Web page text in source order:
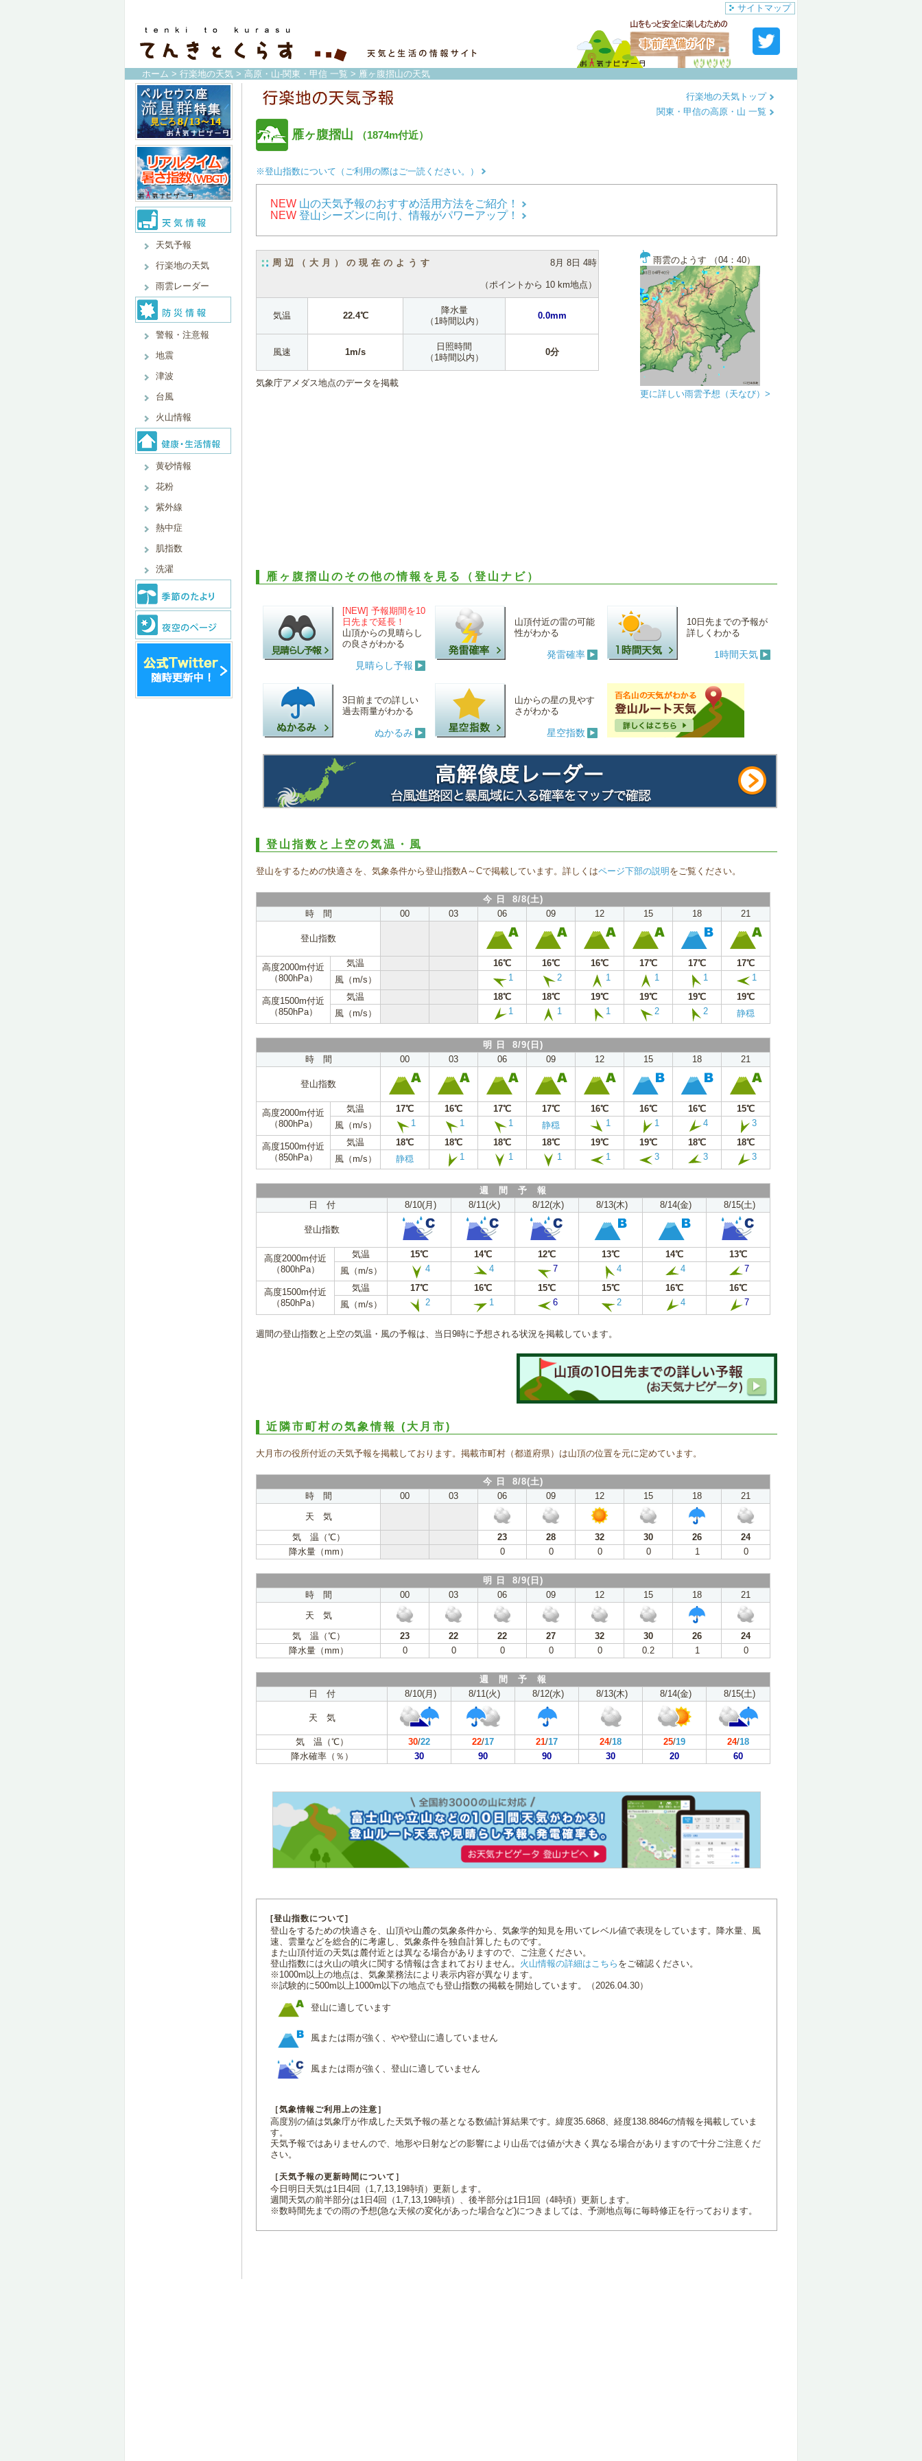
サイトマップ
ホーム > 行楽地の天気 > 高原・山-関東・甲信 一覧 > 雁ヶ腹摺山の天気
天気予報
行楽地の天気
雨雲レーダー
警報・注意報
地震
津波
台風
火山情報
黄砂情報
花粉
紫外線
熱中症
肌指数
洗濯
雁ヶ腹摺山 （1874m付近）
行楽地の天気トップ
関東・甲信の高原・山 一覧
※登山指数について（ご利用の際はご一読ください。）
NEW 山の天気予報のおすすめ活用方法をご紹介！
NEW 登山シーズンに向け、情報がパワーアップ！
周辺（大月）の現在のようす 8月 8日 4時
（ポイントから 10 km地点）
気温 22.4℃
降水量
（1時間以内）
0.0mm
風速 1m/s
日照時間
（1時間以内）
0分
気象庁アメダス地点のデータを掲載
雨雲のようす （04：40）
更に詳しい雨雲予想（天なび）>
雁ヶ腹摺山のその他の情報を見る（登山ナビ）
[NEW] 予報期間を10
日先まで延長！
山頂からの見晴らし
の良さがわかる
見晴らし予報
山頂付近の雷の可能
性がわかる
発雷確率
10日先までの予報が
詳しくわかる
1時間天気
3日前までの詳しい
過去雨量がわかる
ぬかるみ
山からの星の見やす
さがわかる
星空指数
登山指数と上空の気温・風
登山をするための快適さを、気象条件から登山指数A～Cで掲載しています。詳しくはページ下部の説明 をご覧ください。
今 日 8/8(土)
時 間
00 03 06 09 12 15 18 21
登山指数
高度2000m付近
（800hPa）
気温 16℃ 16℃ 16℃ 17℃ 17℃
17℃
風（m/s）
1 2 1 1 1 1
高度1500m付近
（850hPa）
気温 18℃ 18℃ 19℃ 19℃ 19℃
19℃
風（m/s）
1 1 1 2 2 静穏
明 日 8/9(日)
時 間
00 03 06 09 12 15 18 21
登山指数
高度2000m付近
（800hPa）
気温 17℃ 16℃ 17℃ 17℃ 16℃ 16℃ 16℃
15℃
風（m/s）
1 1 1 静穏 1 1 4 3
高度1500m付近
（850hPa）
気温 18℃ 18℃ 18℃ 18℃ 19℃ 19℃ 18℃
18℃
風（m/s）
静穏 1 1 1 1 3 3 3
週 間 予 報
日 付
8/10(月) 8/11(火) 8/12(水) 8/13(木) 8/14(金) 8/15(土)
登山指数
高度2000m付近
（800hPa）
気温 15℃ 14℃ 12℃ 13℃ 14℃
13℃
風（m/s）
4 4 7 4 4 7
高度1500m付近
（850hPa）
気温 17℃ 16℃ 15℃ 15℃ 16℃
16℃
風（m/s）
2 1 6 2 4 7
週間の登山指数と上空の気温・風の予報は、当日9時に予想される状況を掲載しています。
近隣市町村の気象情報 (大月市)
大月市の役所付近の天気予報を掲載しております。掲載市町村（都道府県）は山頂の位置を元に定めています。
今 日 8/8(土)
時 間
00 03 06 09 12 15 18
21
天 気
気 温（℃）
23 28 32 30 26
24
降水量（mm）
0 0 0 0 1 0
明 日 8/9(日)
時 間
00 03 06 09 12 15 18
21
天 気
気 温（℃）
23 22 22 27 32 30 26
24
降水量（mm）
0 0 0 0 0 0.2 1 0
週 間 予 報
日 付
8/10(月) 8/11(火) 8/12(水) 8/13(木) 8/14(金) 8/15(土)
天 気
気 温（℃） 30/22 22/17 21/17 24/18 25/19 24/18
降水確率（％）
30 90 90 30 20 60
[登山指数について]
登山をするための快適さを、山頂や山麓の気象条件から、気象学的知見を用いてレベル値で表現をしています。降水量、風
速、雲量などを総合的に考慮し、気象条件を独自計算したものです。
また山頂付近の天気は麓付近とは異なる場合がありますので、ご注意ください。
登山指数には火山の噴火に関する情報は含まれておりません。 火山情報の詳細はこちら をご確認ください。
※1000m以上の地点は、気象業務法により表示内容が異なります。
※試験的に500m以上1000m以下の地点でも登山指数の掲載を開始しています。（2026.04.30）
登山に適しています
風または雨が強く、やや登山に適していません
風または雨が強く、登山に適していません
［気象情報ご利用上の注意］
高度別の値は気象庁が作成した天気予報の基となる数値計算結果です。緯度35.6868、経度138.8846の情報を掲載していま
す。
天気予報ではありませんので、地形や日射などの影響により山岳では値が大きく異なる場合がありますので十分ご注意くだ
さい。
［天気予報の更新時間について］
今日明日天気は1日4回（1,7,13,19時頃）更新します。
週間天気の前半部分は1日4回（1,7,13,19時頃）、後半部分は1日1回（4時頃）更新します。
※数時間先までの雨の予想(急な天候の変化があった場合など)につきましては、予測地点毎に毎時修正を行っております。